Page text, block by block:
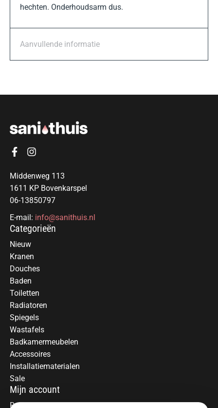
hechten. Onderhoudsarm dus.
Aanvullende informatie
Middenweg 113
1611 KP Bovenkarspel
06-13850797
E-mail: info@sanithuis.nl
Categorieën
Nieuw
Kranen
Douches
Baden
Toiletten
Radiatoren
Spiegels
Wastafels
Badkamermeubelen
Accessoires
Installatiematerialen
Sale
Mijn account
Registreren